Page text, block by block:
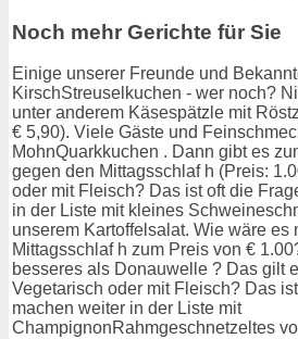
Noch mehr Gerichte für Sie
Einige unserer Freunde und
KirschStreuselkuchen - wer noch?
unter anderem Käsespätzle mit
€ 5,90). Viele Gäste und
MohnQuarkkuchen . Dann gibt es
gegen den Mittagsschlaf h (Preis:
oder mit Fleisch? Das ist oft die
in der Liste mit kleines
unserem Kartoffelsalat. Wie wäre es
Mittagsschlaf h zum Preis von €
besseres als Donauwelle ? Das gilt
Vegetarisch oder mit Fleisch? Das
machen weiter in der Liste mit
ChampignonRahmgeschnetzeltes